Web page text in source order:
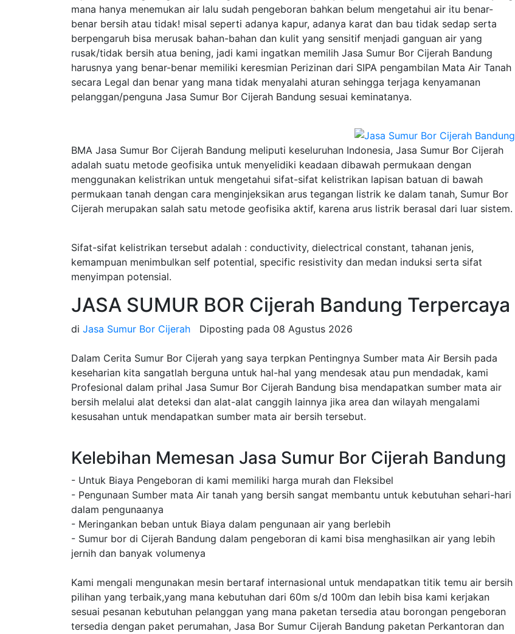
mana hanya menemukan air lalu sudah pengeboran bahkan belum mengetahui air itu benar-
benar bersih atau tidak! misal seperti adanya kapur, adanya karat dan bau tidak sedap serta
berpengaruh bisa merusak bahan-bahan dan kulit yang sensitif menjadi ganguan air yang
rusak/tidak bersih atua bening, jadi kami ingatkan memilih Jasa Sumur Bor Cijerah Bandung
harusnya yang benar-benar memiliki keresmian Perizinan dari SIPA pengambilan Mata Air Tanah
secara Legal dan benar yang mana tidak menyalahi aturan sehingga terjaga kenyamanan
pelanggan/penguna Jasa Sumur Bor Cijerah Bandung sesuai keminatanya.
BMA Jasa Sumur Bor Cijerah Bandung meliputi keseluruhan Indonesia, Jasa Sumur Bor Cijerah
adalah suatu metode geofisika untuk menyelidiki keadaan dibawah permukaan dengan
menggunakan kelistrikan untuk mengetahui sifat-sifat kelistrikan lapisan batuan di bawah
permukaan tanah dengan cara menginjeksikan arus tegangan listrik ke dalam tanah, Sumur Bor
Cijerah merupakan salah satu metode geofisika aktif, karena arus listrik berasal dari luar sistem.
Sifat-sifat kelistrikan tersebut adalah : conductivity, dielectrical constant, tahanan jenis,
kemampuan menimbulkan self potential, specific resistivity dan medan induksi serta sifat
menyimpan potensial.
JASA SUMUR BOR Cijerah Bandung Terpercaya
di Jasa Sumur Bor Cijerah Diposting pada 08 Agustus 2026
Dalam Cerita Sumur Bor Cijerah yang saya terpkan Pentingnya Sumber mata Air Bersih pada
keseharian kita sangatlah berguna untuk hal-hal yang mendesak atau pun mendadak, kami
Profesional dalam prihal Jasa Sumur Bor Cijerah Bandung bisa mendapatkan sumber mata air
bersih melalui alat deteksi dan alat-alat canggih lainnya jika area dan wilayah mengalami
kesusahan untuk mendapatkan sumber mata air bersih tersebut.
Kelebihan Memesan Jasa Sumur Bor Cijerah Bandung
- Untuk Biaya Pengeboran di kami memiliki harga murah dan Fleksibel
- Pengunaan Sumber mata Air tanah yang bersih sangat membantu untuk kebutuhan sehari-hari
dalam pengunaanya
- Meringankan beban untuk Biaya dalam pengunaan air yang berlebih
- Sumur bor di Cijerah Bandung dalam pengeboran di kami bisa menghasilkan air yang lebih
jernih dan banyak volumenya
Kami mengali mengunakan mesin bertaraf internasional untuk mendapatkan titik temu air bersih
pilihan yang terbaik,yang mana kebutuhan dari 60m s/d 100m dan lebih bisa kami kerjakan
sesuai pesanan kebutuhan pelanggan yang mana paketan tersedia atau borongan pengeboran
tersedia dengan paket perumahan, Jasa Bor Sumur Cijerah Bandung paketan Perkantoran dan